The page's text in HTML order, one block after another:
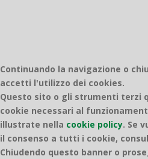
Continuando la navigazione o
accetti l'utilizzo dei cookies.
Questo sito o gli strumenti terzi
cookie necessari al
illustrate nella cookie policy. Se
il consenso a tutti i cookie,
Chiudendo questo banner o